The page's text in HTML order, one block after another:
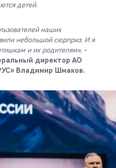
детей.
наших
небольшой сюрприз. И я
и их родителям», -
директор АО
Владимир Шмаков.